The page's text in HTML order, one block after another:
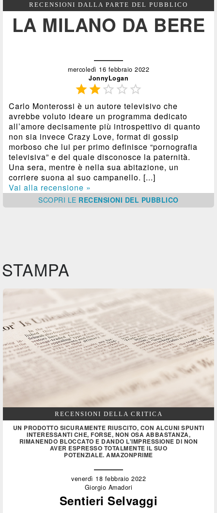
RECENSIONI DALLA PARTE DEL PUBBLICO
LA MILANO DA BERE
mercoledì 16 febbraio 2022
JonnyLogan
  
Carlo Monterossi è un autore televisivo che
avrebbe voluto ideare un programma dedicato
all’amore decisamente più introspettivo di quanto
non sia invece Crazy Love, format di gossip
morboso che lui per primo definisce “pornografia
televisiva” e del quale disconosce la paternità.
Una sera, mentre è nella sua abitazione, un
corriere suona al suo campanello. [...]
Vai alla recensione »
SCOPRI LE RECENSIONI DEL PUBBLICO
STAMPA
RECENSIONI DELLA CRITICA
UN PRODOTTO SICURAMENTE RIUSCITO, CON ALCUNI SPUNTI
INTERESSANTI CHE, FORSE, NON OSA ABBASTANZA,
RIMANENDO BLOCCATO E DANDO L'IMPRESSIONE DI NON
AVER ESPRESSO TOTALMENTE IL SUO
POTENZIALE. AMAZONPRIME
venerdì 18 febbraio 2022
Giorgio Amadori
Sentieri Selvaggi